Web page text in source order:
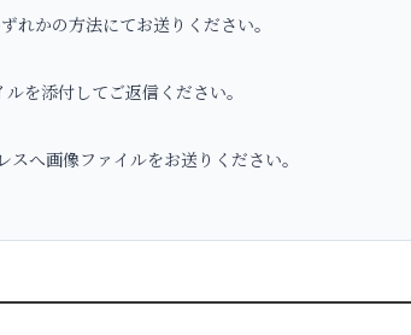
れかの方法にてお送りください。
を添付してご返信ください。
へ画像ファイルをお送りください。